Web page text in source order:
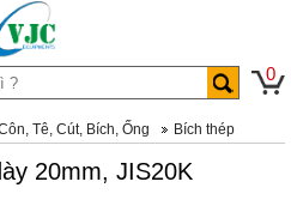
0
Tê, Cút, Bích, Ống Bích thép
20mm, JIS20K